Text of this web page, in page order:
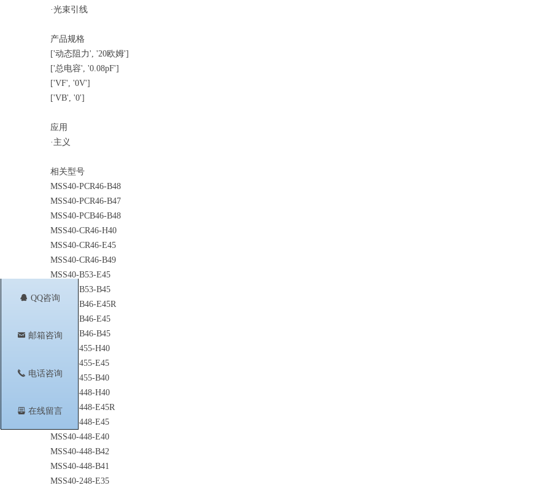
뀩 QQ咨询
낂 邮箱咨询
끅 电话咨询
뀣 在线留言
·光束引线
产品规格
['动态阻力', '20欧姆']
['总电容', '0.08pF']
['VF', '0V']
['VB', '0']
应用
·主义
相关型号
MSS40-PCR46-B48
MSS40-PCR46-B47
MSS40-PCB46-B48
MSS40-CR46-H40
MSS40-CR46-E45
MSS40-CR46-B49
MSS40-B53-E45
MSS40-B53-B45
MSS40-B46-E45R
MSS40-B46-E45
MSS40-B46-B45
MSS40-455-H40
MSS40-455-E45
MSS40-455-B40
MSS40-448-H40
MSS40-448-E45R
MSS40-448-E45
MSS40-448-E40
MSS40-448-B42
MSS40-448-B41
MSS40-248-E35